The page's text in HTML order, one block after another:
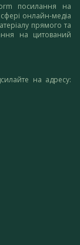
посилання на
сфері онлайн-медіа
прямого та
на цитований
на адресу: